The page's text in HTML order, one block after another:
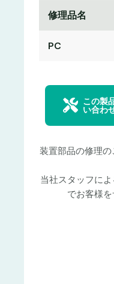
修理品名
PC
この製
い合わ
装置部品の修理
当社スタッフに
でお客様を